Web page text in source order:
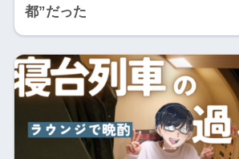
都”だった